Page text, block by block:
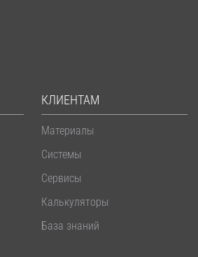
КЛИЕНТАМ
Материалы
Системы
Сервисы
Калькуляторы
База знаний